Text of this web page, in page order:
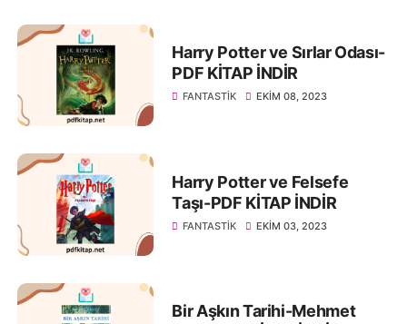
Harry Potter ve Sırlar Odası-
PDF KİTAP İNDİR
FANTASTIK EKIM 08, 2023
Harry Potter ve Felsefe
Taşı-PDF KİTAP İNDİR
FANTASTIK EKIM 03, 2023
Bir Aşkın Tarihi-Mehmet